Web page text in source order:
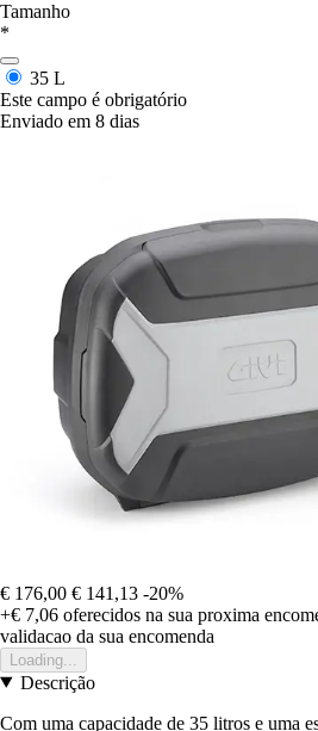
Tamanho
*
35 L
Este campo é obrigatório
Enviado em 8 dias
€ 176,00 € 141,13 -20%
+€ 7,06 oferecidos na sua proxima
validacao da sua encomenda
Loading...
Descrição
Com uma capacidade de 35 litros e uma